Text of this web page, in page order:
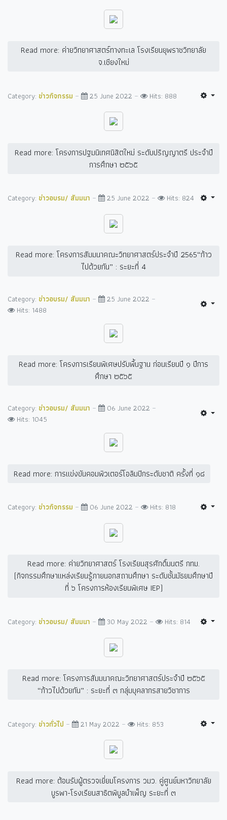
Read more: ค่ายวิทยาศาสตร์ทางทะเล โรงเรียนยุพราชวิทยาลัย
จ.เชียงใหม่
Category: ข่าวกิจกรรม 25 June 2022 Hits: 888
Read more: โครงการปฐมนิเทศนิสิตใหม่ ระดับปริญญาตรี ประจำปี
การศึกษา ๒๕๖๕
Category: ข่าวอบรม/ สัมมนา 25 June 2022 Hits: 824
Read more: โครงการสัมมนาคณะวิทยาศาสตร์ประจำปี 2565“ก้าว
ไปด้วยกัน” : ระยะที่ 4
Category: ข่าวอบรม/ สัมมนา
25 June 2022
Hits: 1488
Read more: โครงการเรียนพิเศษปรับพื้นฐาน ก่อนเรียนปี ๑ ปีการ
ศึกษา ๒๕๖๕
Category: ข่าวอบรม/ สัมมนา
06 June 2022
Hits: 1045
Read more: การแข่งขันคอมพิวเตอร์โอลิมปิกระดับชาติ ครั้งที่ ๑๘
Category: ข่าวกิจกรรม 06 June 2022 Hits: 818
Read more: ค่ายวิทยาศาสตร์ โรงเรียนสุรศักดิ์มนตรี กทม.
(กิจกรรมศึกษาแหล่งเรียนรู้ภายนอกสถานศึกษา ระดับชั้นมัธยมศึกษาปี
ที่ ๖ โครงการห้องเรียนพิเศษ IEP)
Category: ข่าวอบรม/ สัมมนา 30 May 2022 Hits: 814
Read more: โครงการสัมมนาคณะวิทยาศาสตร์ประจำปี ๒๕๖๕
“ก้าวไปด้วยกัน” : ระยะที่ ๓ กลุ่มบุคลากรสายวิชาการ
Category: ข่าวทั่วไป 21 May 2022 Hits: 853
Read more: ต้อนรับผู้ตรวจเยี่ยมโครงการ วมว. คู่ศูนย์มหาวิทยาลัย
บูรพา-โรงเรียนสาธิตพิบูลบำเพ็ญ ระยะที่ ๓